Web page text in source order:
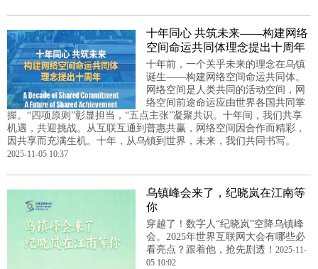
十年同心 共筑未来——构建网络
空间命运共同体理念提出十周年
十年前，一个关乎未来的理念在乌镇
诞生——构建网络空间命运共同体。
网络空间是人类共同的活动空间，网
络空间前途命运应由世界各国共同掌
握。“四项原则”彰显担当，“五点主张”凝聚共识。十年间，我们共享
机遇，共迎挑战。从互联互通到普惠共赢，网络空间因合作而精彩，
因共享而充满生机。十年，从乌镇到世界，未来，我们共同书写。
2025-11-05 10:37
乌镇峰会来了，纪晓岚在江南等
你
穿越了！数字人“纪晓岚”空降乌镇峰
会。2025年世界互联网大会有哪些必
看亮点？跟着他，抢先剧透！ 2025-11-
05 10:02